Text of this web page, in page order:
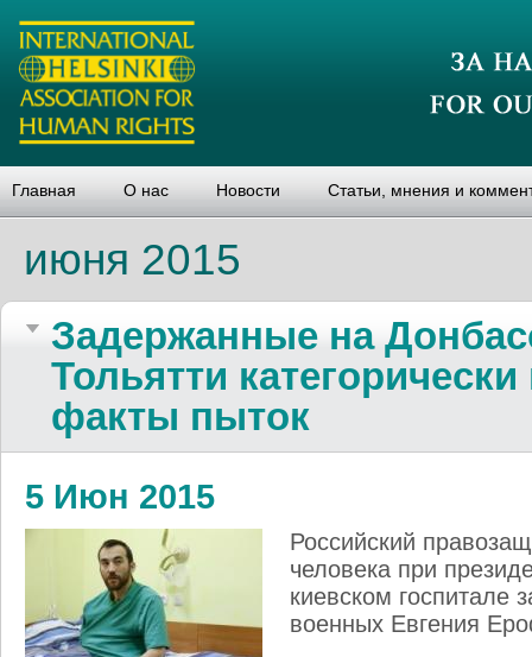
Главная О нас Новости Статьи, мнения и
июня 2015
Задержанные на
Тольятти
факты пыток
5 Июн 2015
Российский
человека при
киевском госпитале
военных Евгения